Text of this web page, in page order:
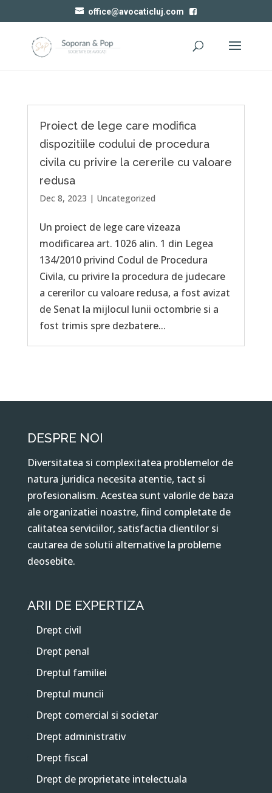
office@avocaticluj.com
Proiect de lege care modifica
dispozitiile codului de procedura
civila cu privire la cererile cu valoare
redusa
Dec 8, 2023 | Uncategorized
Un proiect de lege care vizeaza
modificarea art. 1026 alin. 1 din Legea
134/2010 privind Codul de Procedura
Civila, cu privire la procedura de judecare
a cererilor cu valoare redusa, a fost avizat
de Senat la mijlocul lunii octombrie si a
fost trimis spre dezbatere...
DESPRE NOI
Diversitatea si complexitatea problemelor de
natura juridica necesita atentie, tact si
profesionalism. Acestea sunt valorile de baza
ale organizatiei noastre, fiind completate de
calitatea serviciilor, satisfactia clientilor si
cautarea de solutii alternative la probleme
deosebite.
ARII DE EXPERTIZA
Drept civil
Drept penal
Dreptul familiei
Dreptul muncii
Drept comercial si societar
Drept administrativ
Drept fiscal
Drept de proprietate intelectuala